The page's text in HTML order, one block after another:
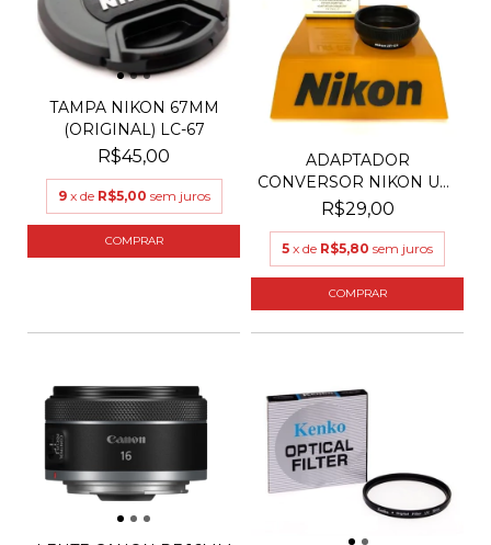
TAMPA NIKON 67MM
(ORIGINAL) LC-67
R$45,00
9 x de R$5,00 sem juros
ADAPTADOR
CONVERSOR NIKON UR-
E9
R$29,00
5 x de R$5,80 sem juros